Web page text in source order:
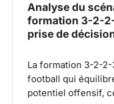
Analyse du
formation 3-2-
prise de
La formation 3-2-
football qui
potentiel offensif,